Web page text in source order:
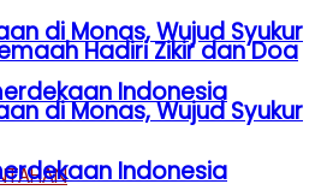
di Monas, Wujud Syukur
Indonesia
Hadiri Zikir dan Doa
di Monas, Wujud Syukur
Indonesia